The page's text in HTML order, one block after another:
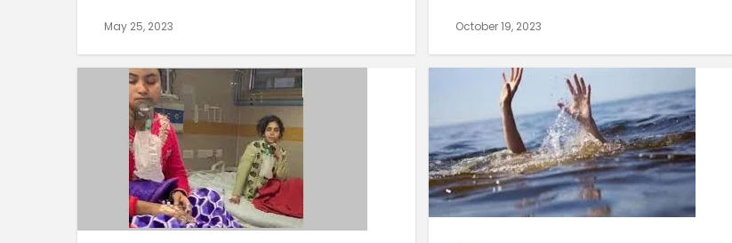
May 25, 2023 October 19, 2023